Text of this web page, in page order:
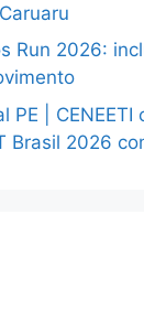
Run 2026:
PE | CENEETI
Brasil 2026